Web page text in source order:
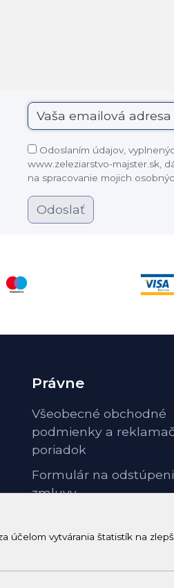
Odoslaním údajov,
www.zeleziarstvo-majster.sk,
na spracovanie mojich
Odoslať
vytvárania štatistík na
Právne
Všeobecné obchodné
podmienky a
poriadok
Formulár na
zmluvy
poučenie